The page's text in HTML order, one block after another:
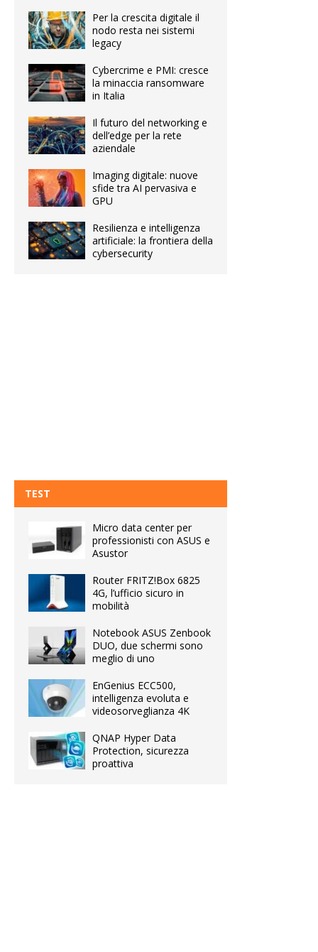
Per la crescita digitale il
nodo resta nei sistemi
legacy
Cybercrime e PMI: cresce
la minaccia ransomware
in Italia
Il futuro del networking e
dell’edge per la rete
aziendale
Imaging digitale: nuove
sfide tra AI pervasiva e
GPU
Resilienza e intelligenza
artificiale: la frontiera della
cybersecurity
TEST
Micro data center per
professionisti con ASUS e
Asustor
Router FRITZ!Box 6825
4G, l’ufficio sicuro in
mobilità
Notebook ASUS Zenbook
DUO, due schermi sono
meglio di uno
EnGenius ECC500,
intelligenza evoluta e
videosorveglianza 4K
QNAP Hyper Data
Protection, sicurezza
proattiva